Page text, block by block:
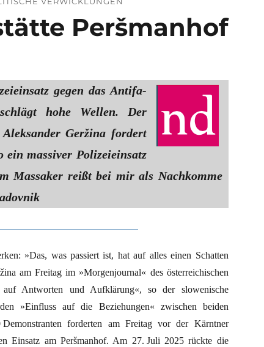
Peršmanhof
gegen das Antifa-
hohe Wellen. Der
Geržina fordert
ein massiver Polizei­einsatz
Massaker reißt bei mir als Nachkomme
»Das, was passiert ist, hat auf alles einen Schatten
am Freitag im »Morgenjournal« des österreichischen
Antworten und Aufklärung«, so der slowenische
»Einfluss auf die Beziehungen« zwischen beiden
forderten am Freitag vor der Kärntner
Einsatz am Peršmanhof. Am 27. Juli 2025 rückte die